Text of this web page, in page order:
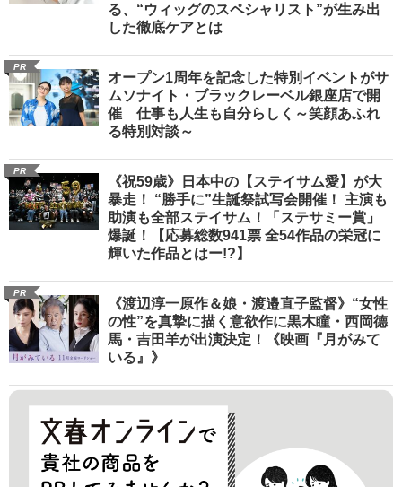
る、“ウィッグのスペシャリスト”が生み出
した徹底ケアとは
PR
オープン1周年を記念した特別イベントがサ
ムソナイト・ブラックレーベル銀座店で開
催 仕事も人生も自分らしく～笑顔あふれ
る特別対談～
PR
《祝59歳》日本中の【ステイサム愛】が大
暴走！ “勝手に”生誕祭試写会開催！ 主演も
助演も全部ステイサム！「ステサミー賞」
爆誕！【応募総数941票 全54作品の栄冠に
輝いた作品とはー!?】
PR
《渡辺淳一原作＆娘・渡邉直子監督》“女性
の性”を真摯に描く意欲作に黒木瞳・西岡德
馬・吉田羊が出演決定！《映画『月がみて
いる』》